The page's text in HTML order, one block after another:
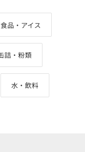
品・アイス
詰・粉類
水・飲料